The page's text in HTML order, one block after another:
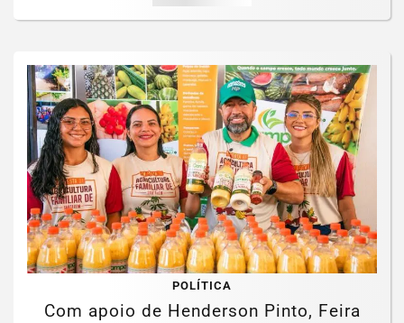
POLÍTICA
Com apoio de Henderson Pinto, Feira